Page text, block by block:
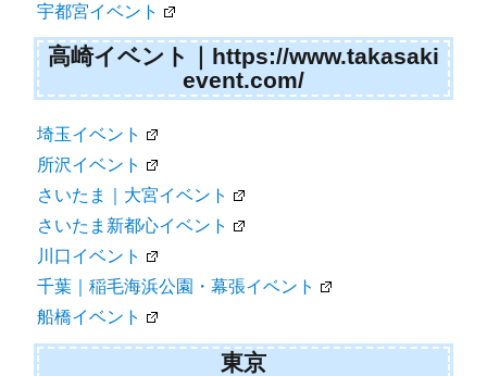
宇都宮イベント
高崎イベント｜https://www.takasaki
event.com/
埼玉イベント
所沢イベント
さいたま｜大宮イベント
さいたま新都心イベント
川口イベント
千葉｜稲毛海浜公園・幕張イベント
船橋イベント
東京